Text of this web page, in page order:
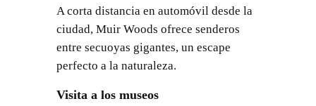
A corta distancia en automóvil desde la
ciudad, Muir Woods ofrece senderos
entre secuoyas gigantes, un escape
perfecto a la naturaleza.
Visita a los museos